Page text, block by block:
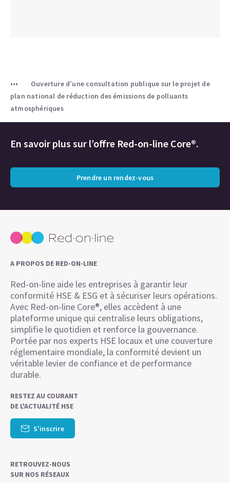
Ouverture d’une consultation publique sur le projet de
plan national de réduction des émissions de polluants
atmosphériques
En savoir plus sur l’offre Red-on-line Core®.
Prendre un rendez-vous
A PROPOS DE RED-ON-LINE
Red-on-line aide les entreprises à garantir leur
conformité HSE & ESG et à sécuriser leurs opérations.
Avec Red-on-line Core®, elles accèdent à une
plateforme unique qui centralise leurs obligations,
simplifie le quotidien et renforce la gouvernance.
Portée par nos experts HSE locaux et une couverture
réglementaire mondiale, la conformité devient un
véritable levier de confiance et de performance
durable.
RESTEZ AU COURANT
DE L'ACTUALITÉ HSE
S'inscrire
RETROUVEZ-NOUS
SUR NOS RÉSEAUX